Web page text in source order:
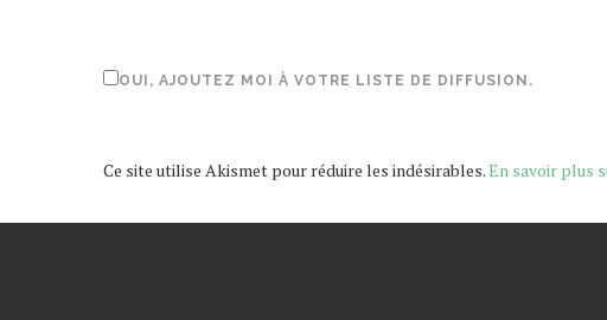
OUI, AJOUTEZ MOI À VOTRE LISTE DE DIFFUSION.
Ce site utilise Akismet pour réduire les indésirables.En savoir plus